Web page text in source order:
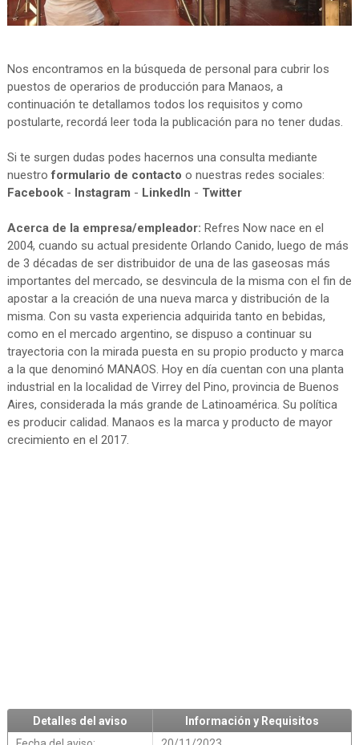
Nos encontramos en la búsqueda de personal para cubrir los
puestos de operarios de producción para Manaos, a
continuación te detallamos todos los requisitos y como
postularte, recordá leer toda la publicación para no tener dudas.
Si te surgen dudas podes hacernos una consulta mediante
nuestroformulario de contacto o nuestras redes sociales:
Facebook- Instagram - LinkedIn - Twitter
Acerca de la empresa/empleador: Refres Now nace en el
2004, cuando su actual presidente Orlando Canido, luego de más
de 3 décadas de ser distribuidor de una de las gaseosas más
importantes del mercado, se desvincula de la misma con el fin de
apostar a la creación de una nueva marca y distribución de la
misma. Con su vasta experiencia adquirida tanto en bebidas,
como en el mercado argentino, se dispuso a continuar su
trayectoria con la mirada puesta en su propio producto y marca
a la que denominó MANAOS. Hoy en día cuentan con una planta
industrial en la localidad de Virrey del Pino, provincia de Buenos
Aires, considerada la más grande de Latinoamérica. Su política
es producir calidad. Manaos es la marca y producto de mayor
crecimiento en el 2017.
Detalles del aviso
Información y Requisitos